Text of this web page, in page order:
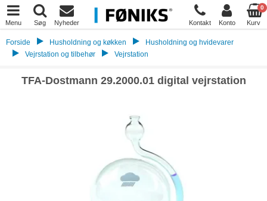
Menu Søg Nyheder Kontakt Konto
0
Kurv
Forside Husholdning og køkken
Husholdning og hvidevarer
Vejrstation og tilbehør
Vejrstation
TFA-Dostmann 29.2000.01 digital vejrstation